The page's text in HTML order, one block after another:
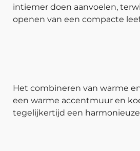
intiemer doen aanvoelen,
openen van een compacte
Het combineren van warme
een warme accentmuur en
tegelijkertijd een